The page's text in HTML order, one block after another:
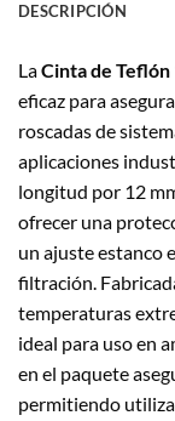
DESCRIPCIÓN
LaCinta de Teflón
eficaz para
roscadas de
aplicaciones
longitud por 12
ofrecer una
un ajuste estanco
filtración.
temperaturas
ideal para uso en
en el paquete
permitiendo